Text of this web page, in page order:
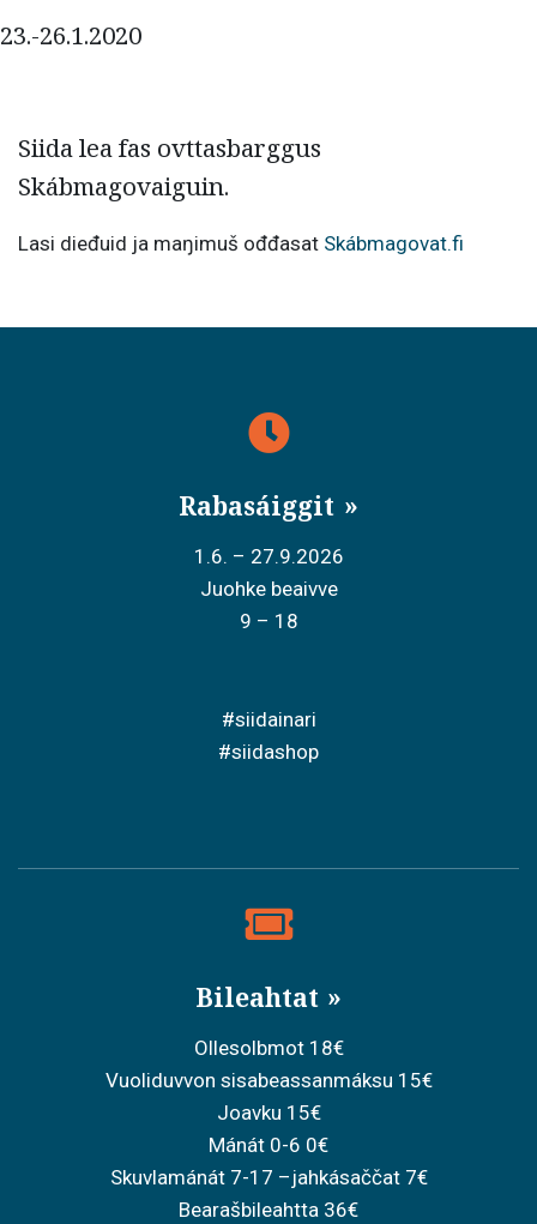
23.-26.1.2020
Siida lea fas ovttasbarggus
Skábmagovaiguin.
Lasi dieđuid ja maŋimuš ođđasat Skábmagovat.fi
Rabasáiggit
1.6. – 27.9.2026
Juohke beaivve
9 – 18
#siidainari
#siidashop
Bileahtat
Ollesolbmot 18€
Vuoliduvvon sisabeassanmáksu 15€
Joavku 15€
Mánát 0-6 0€
Skuvlamánát 7-17 –jahkásaččat 7€
Bearašbileahtta 36€